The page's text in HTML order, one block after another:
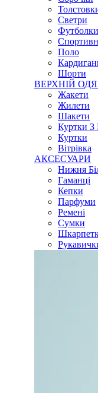
Светри
Футболки
Поло
Шорти
ВЕРХНІЙ
Жакети
Жилети
Шакети
Куртки З
Куртки
Вітрівка
АКСЕСУАРИ
Нижня
Гаманці
Кепки
Парфуми
Ремені
Сумки